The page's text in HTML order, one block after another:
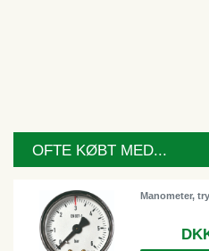
OFTE KØBT MED...
Manometer,